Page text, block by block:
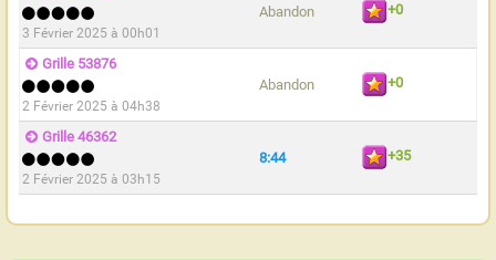
3 Février 2025 à 00h01
Abandon +0
Grille 53876
2 Février 2025 à 04h38
Abandon +0
Grille 46362
2 Février 2025 à 03h15
8:44 +35